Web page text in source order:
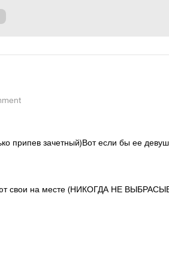
припев зачетный)Вот если бы ее
свои на месте (НИКОГДА НЕ